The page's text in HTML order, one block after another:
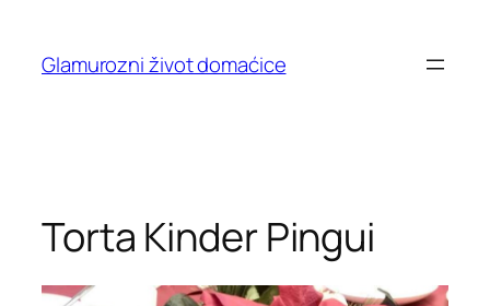
content
Glamurozni život domaćice
Torta Kinder Pingui